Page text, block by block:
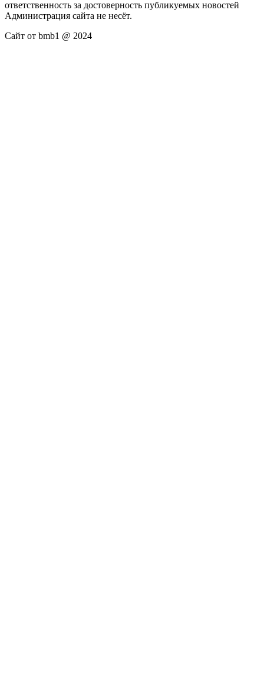
ответственность за достоверность публикуемых новостей
Администрация сайта не несёт.
Сайт от bmb1 @ 2024